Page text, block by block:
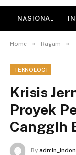
NASIONAL
Home » Ragam »
TEKNOLOGI
Krisis
Proyek
Canggih
By